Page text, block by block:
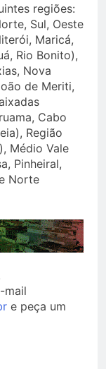
regiões:
Sul, Oeste
Maricá,
Rio Bonito),
Nova
de Meriti,
Cabo
Região
Médio Vale
Pinheiral,
Norte
mail
e peça um